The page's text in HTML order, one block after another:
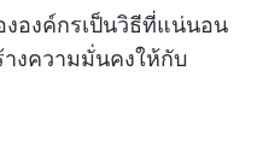
องค์กรเป็นวิธีที่แน่นอน
งความมั่นคงให้กับ